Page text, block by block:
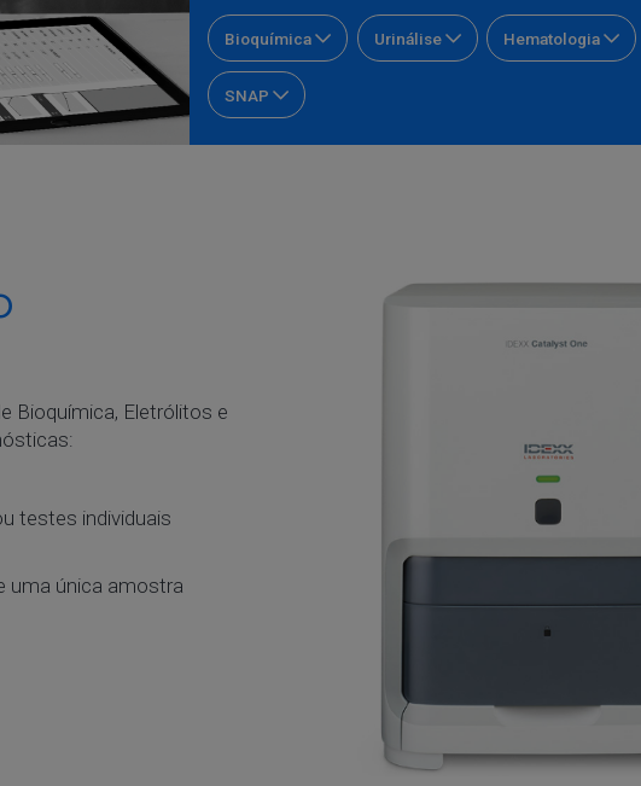
Bioquímica Urinálise Hematologia
SNAP
Bioquímica, Eletrólitos e
testes individuais
uma única amostra